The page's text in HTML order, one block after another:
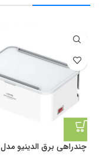
چندراهی برق الدینیو مدل SN5310